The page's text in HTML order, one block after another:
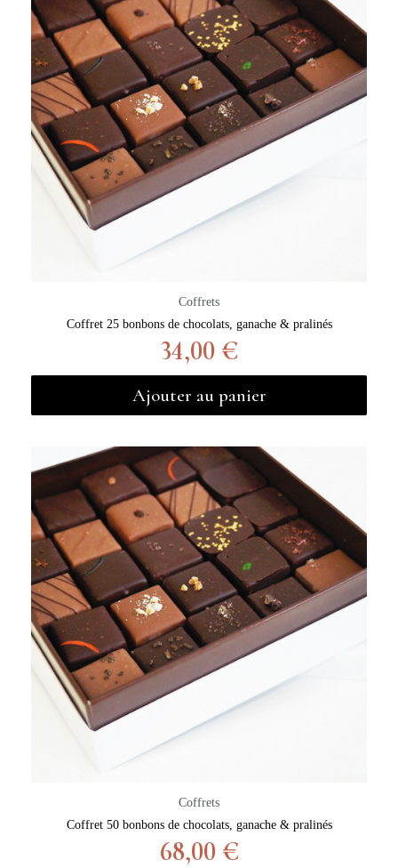
Coffrets
Coffret 25 bonbons de chocolats, ganache & pralinés
34,00 €
Ajouter au panier
Coffrets
Coffret 50 bonbons de chocolats, ganache & pralinés
68,00 €